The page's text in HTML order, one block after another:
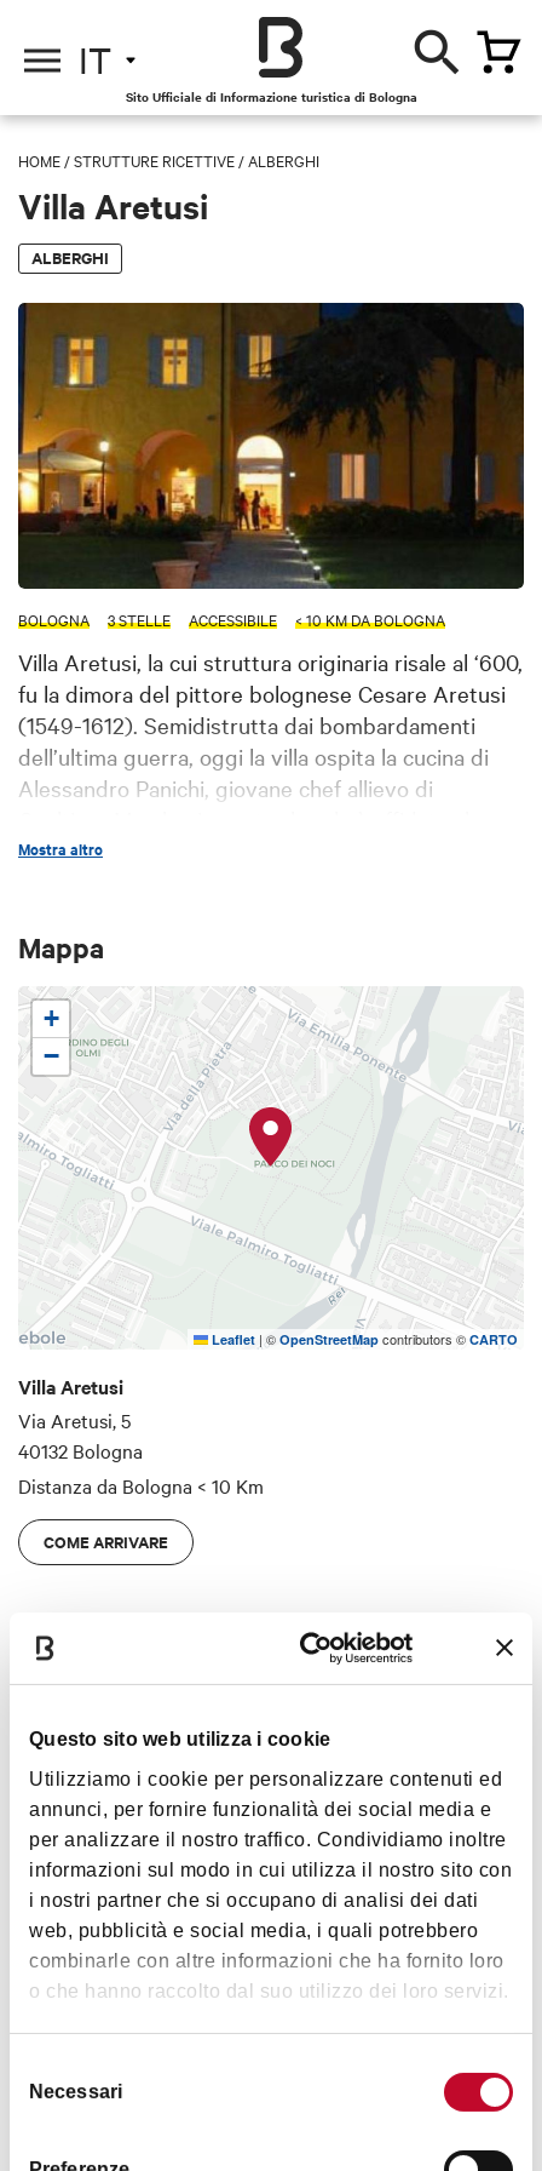
Questo sito web utilizza i cookie
Utilizziamo i cookie per personalizzare contenuti ed
annunci, per fornire funzionalità dei social media e
per analizzare il nostro traffico. Condividiamo inoltre
informazioni sul modo in cui utilizza il nostro sito con
i nostri partner che si occupano di analisi dei dati
web, pubblicità e social media, i quali potrebbero
combinarle con altre informazioni che ha fornito loro
o che hanno raccolto dal suo utilizzo dei loro servizi.
delNecessari
IT
Sito Ufficiale di Informazione turistica di Bologna
HOME /STRUTTURE RICETTIVE /ALBERGHI
Villa Aretusi
ALBERGHI
BOLOGNA 3 STELLE ACCESSIBILE < 10 KM DA BOLOGNA
Villa Aretusi, la cui struttura originaria risale al ‘600,
fu la dimora del pittore bolognese Cesare Aretusi
(1549-1612). Semidistrutta dai bombardamenti
dell’ultima guerra, oggi la villa ospita la cucina di
Alessandro Panichi, giovane chef allievo di
maître Giuseppe Sportelli, più volte eletto Miglior
Mostra altro
Mappa
+
−
Leaflet |© OpenStreetMap contributors © CARTO
Villa Aretusi
Via Aretusi, 5
40132 Bologna
Distanza da Bologna < 10 Km
COME ARRIVARE
Dettagli
Codice CIN
IT037006A12AQL7GPQ
Servizi
Accessibilità disabili
Accesso internet in camera
Carte di credito
Ristorante vegetariano
Sala Congressi
Mostra altro
Orari
annuale